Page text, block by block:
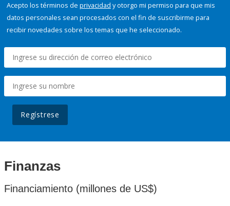
Acepto los términos de privacidad y otorgo mi permiso para que mis
datos personales sean procesados con el fin de suscribirme para
recibir novedades sobre los temas que he seleccionado.
Regístrese
Finanzas
Financiamiento (millones de US$)